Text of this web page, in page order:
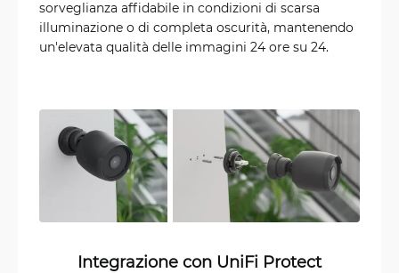
sorveglianza affidabile in condizioni di scarsa
illuminazione o di completa oscurità, mantenendo
un'elevata qualità delle immagini 24 ore su 24.
Integrazione con UniFi Protect